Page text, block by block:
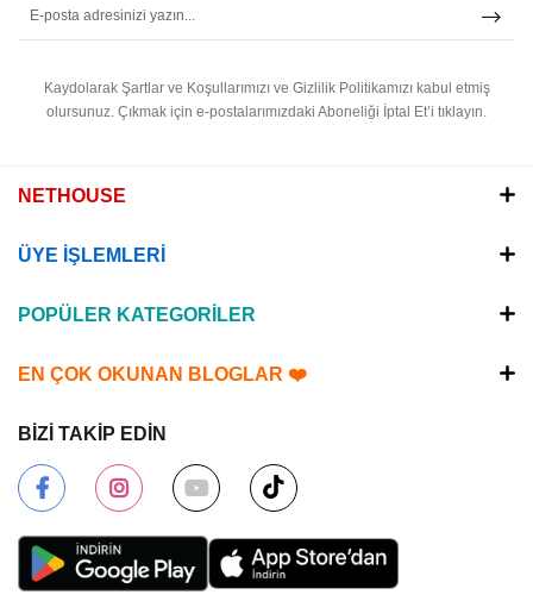
Kaydolarak Şartlar ve Koşullarımızı ve Gizlilik Politikamızı kabul etmiş
olursunuz. Çıkmak için e-postalarımızdaki Aboneliği İptal Et’i tıklayın.
NETHOUSE
ÜYE İŞLEMLERİ
POPÜLER KATEGORİLER
EN ÇOK OKUNAN BLOGLAR ❤️
BİZİ TAKİP EDİN